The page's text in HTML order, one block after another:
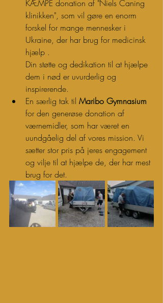
KÆMPE donation af "Niels Caning
klinikken", som vil gøre en enorm
forskel for mange mennesker i
Ukraine, der har brug for medicinsk
hjælp .
Din støtte og dedikation til at hjælpe
dem i nød er uvurderlig og
inspirerende.
En særlig tak til Maribo Gymnasium
for den generøse donation af
værnemidler, som har været en
uundgåelig del af vores mission. Vi
sætter stor pris på jeres engagement
og vilje til at hjælpe de, der har mest
brug for det.